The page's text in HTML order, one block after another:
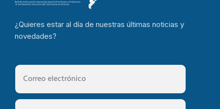
¿Quieres estar al día de nuestras últimas noticias y
novedades?